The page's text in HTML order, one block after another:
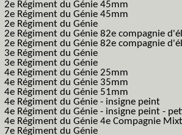
2e Régiment du Génie 45mm
2e Régiment du Génie 45mm
2e Régiment du Génie
2e Régiment du Génie 82e compagnie
2e Régiment du Génie 82e compagnie
3e Régiment du Génie
3e Régiment du Génie
4e Régiment du Génie 25mm
4e Régiment du Génie 35mm
4e Régiment du Génie 51mm
4e Régiment du Génie - insigne peint
4e Régiment du Génie - insigne peint -
4e Régiment du Génie 4e Compagnie
7e Régiment du Génie